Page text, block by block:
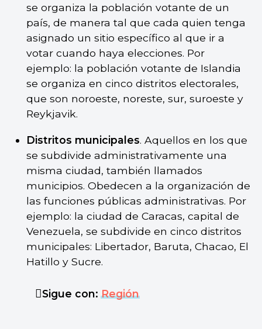
se organiza la población votante de un
país, de manera tal que cada quien tenga
asignado un sitio específico al que ir a
votar cuando haya elecciones. Por
ejemplo: la población votante de Islandia
se organiza en cinco distritos electorales,
que son noroeste, noreste, sur, suroeste y
Reykjavik.
Distritos municipales. Aquellos en los que
se subdivide administrativamente una
misma ciudad, también llamados
municipios. Obedecen a la organización de
las funciones públicas administrativas. Por
ejemplo: la ciudad de Caracas, capital de
Venezuela, se subdivide en cinco distritos
municipales: Libertador, Baruta, Chacao, El
Hatillo y Sucre.
Sigue con:Región